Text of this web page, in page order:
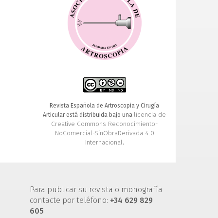
Manos en artroscopia
Reinserción de raíz meniscal externa
Plastia hueso-tendón-hueso del
ligamento cruzado anterior
Anudado en artroscopia de hombro
Revista Española de Artroscopia y Cirugía
Articular está distribuida bajo una licencia de
Creative Commons Reconocimiento-
NoComercial-SinObraDerivada 4.0
Internacional.
Para publicar su revista o monografía
contacte por teléfono: +34 629 829
605